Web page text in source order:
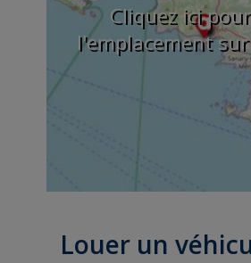
Cliquez ici
l'emplacement
Louer un